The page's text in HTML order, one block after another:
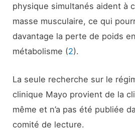
physique simultanés aident à
masse musculaire, ce qui
davantage la perte de poids
métabolisme (2).
La seule recherche sur le
clinique Mayo provient de la
même et n’a pas été publiée
comité de lecture.